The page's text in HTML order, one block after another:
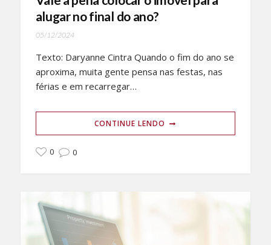
alugar no final do ano?
05/12/2024
Texto: Daryanne Cintra Quando o fim do ano se
aproxima, muita gente pensa nas festas, nas
férias e em recarregar…
CONTINUE LENDO
0 0